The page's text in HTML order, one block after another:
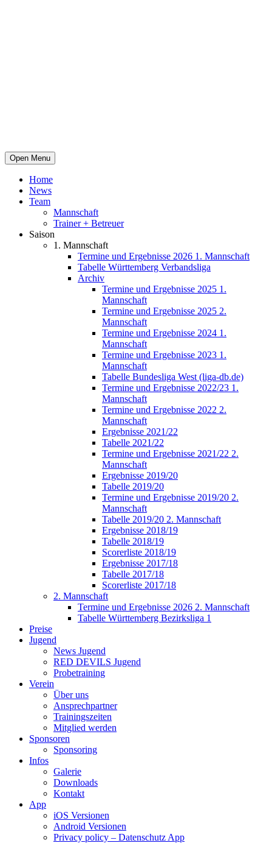
Open Menu
Home
News
Team
Mannschaft
Trainer + Betreuer
Saison
1. Mannschaft
Termine und Ergebnisse 2026 1. Mannschaft
Tabelle Württemberg Verbandsliga
Archiv
Termine und Ergebnisse 2025 1.
Mannschaft
Termine und Ergebnisse 2025 2.
Mannschaft
Termine und Ergebnisse 2024 1.
Mannschaft
Termine und Ergebnisse 2023 1.
Mannschaft
Tabelle Bundesliga West (liga-db.de)
Termine und Ergebnisse 2022/23 1.
Mannschaft
Termine und Ergebnisse 2022 2.
Mannschaft
Ergebnisse 2021/22
Tabelle 2021/22
Termine und Ergebnisse 2021/22 2.
Mannschaft
Ergebnisse 2019/20
Tabelle 2019/20
Termine und Ergebnisse 2019/20 2.
Mannschaft
Tabelle 2019/20 2. Mannschaft
Ergebnisse 2018/19
Tabelle 2018/19
Scorerliste 2018/19
Ergebnisse 2017/18
Tabelle 2017/18
Scorerliste 2017/18
2. Mannschaft
Termine und Ergebnisse 2026 2. Mannschaft
Tabelle Württemberg Bezirksliga 1
Preise
Jugend
News Jugend
RED DEVILS Jugend
Probetraining
Verein
Über uns
Ansprechpartner
Trainingszeiten
Mitglied werden
Sponsoren
Sponsoring
Infos
Galerie
Downloads
Kontakt
App
iOS Versionen
Android Versionen
Privacy policy – Datenschutz App